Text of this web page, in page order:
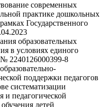
современных
практике дошкольных
Государственного
образовательных
в условиях единого
№ 2240126000399-8
поддержки педагогов
систематизации
и педагогической
детей